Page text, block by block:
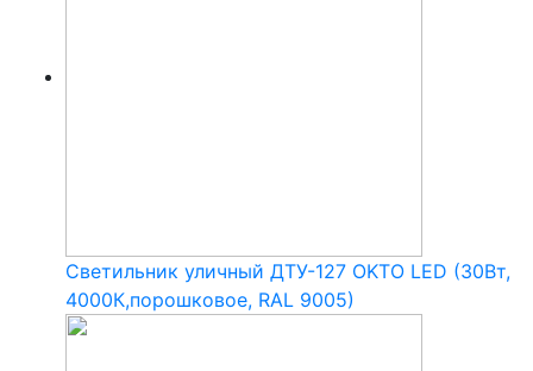
Светильник уличный ДТУ-127 OKTO LED (30Вт,
4000К,порошковое, RAL 9005)